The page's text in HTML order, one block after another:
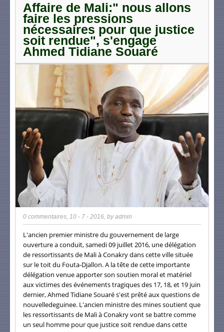
Affaire de Mali:" nous allons
faire les pressions
nécessaires pour que justice
soit rendue", s'engage
Ahmed Tidiane Souaré
0 commentaires, 10 - 7 - 2016, byadmin
L'ancien premier ministre du gouvernement de large
ouverture a conduit, samedi 09 juillet 2016, une délégation
de ressortissants de Mali à Conakry dans cette ville située
sur le toit du Fouta-Djallon. A la tête de cette importante
délégation venue apporter son soutien moral et matériel
aux victimes des événements tragiques des 17, 18, et 19 juin
dernier, Ahmed Tidiane Souaré s'est prêté aux questions de
nouvelledeguinee. L'ancien ministre des mines soutient que
les ressortissants de Mali à Conakry vont se battre comme
un seul homme pour que justice soit rendue dans cette